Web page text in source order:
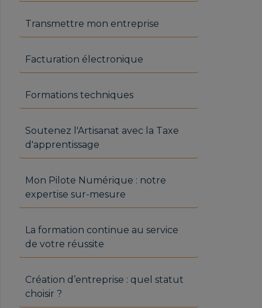
Transmettre mon entreprise
Facturation électronique
Formations techniques
Soutenez l'Artisanat avec la Taxe
d'apprentissage
Mon Pilote Numérique : notre
expertise sur-mesure
La formation continue au service
de votre réussite
Création d’entreprise : quel statut
choisir ?